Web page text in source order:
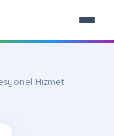
Hizmet